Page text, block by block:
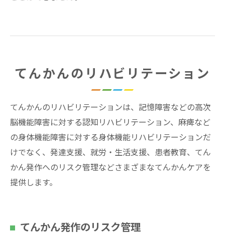
てんかんのリハビリテーション
てんかんのリハビリテーションは、記憶障害などの高次
脳機能障害に対する認知リハビリテーション、麻痺など
の身体機能障害に対する身体機能リハビリテーションだ
けでなく、発達支援、就労・生活支援、患者教育、てん
かん発作へのリスク管理などさまざまなてんかんケアを
提供します。
てんかん発作のリスク管理